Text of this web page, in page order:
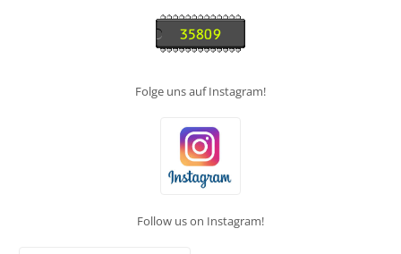
Folge uns auf Instagram!
Follow us on Instagram!